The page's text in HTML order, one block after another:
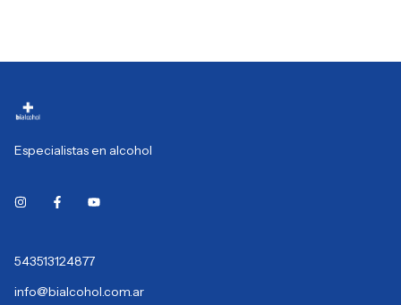
Especialistas en alcohol
543513124877
info@bialcohol.com.ar